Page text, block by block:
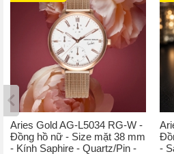
Aries Gold AG-L5034 RG-W -
Đồng hồ nữ - Size mặt 38 mm
- Kính Saphire - Quartz/Pin -
-